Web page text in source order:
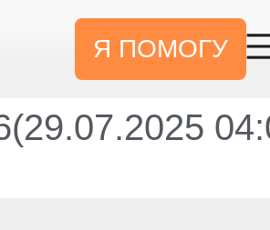
Я ПОМОГУ